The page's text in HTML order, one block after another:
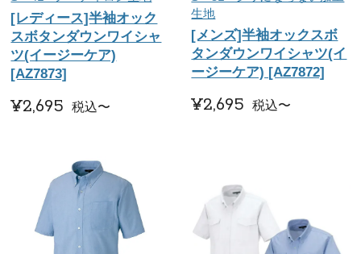
[レディース]半袖オック
スボタンダウンワイシャ
ツ(イージーケア)
[AZ7873]
¥2,695 税込〜
生地
[メンズ]半袖オックスボ
タンダウンワイシャツ(イ
ージーケア) [AZ7872]
¥2,695 税込〜